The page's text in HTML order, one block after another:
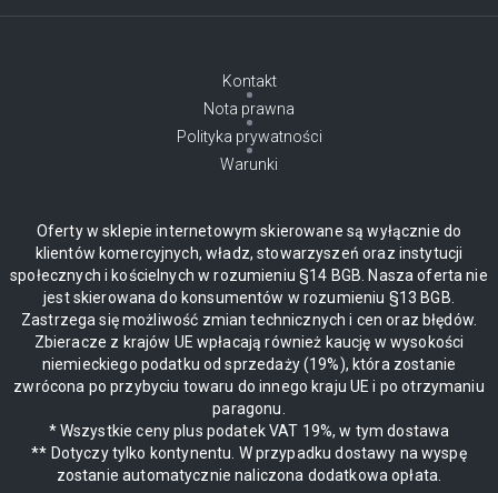
Kontakt
Nota prawna
Polityka prywatności
Warunki
Oferty w sklepie internetowym skierowane są wyłącznie do
klientów komercyjnych, władz, stowarzyszeń oraz instytucji
społecznych i kościelnych w rozumieniu §14 BGB. Nasza oferta nie
jest skierowana do konsumentów w rozumieniu §13 BGB.
Zastrzega się możliwość zmian technicznych i cen oraz błędów.
Zbieracze z krajów UE wpłacają również kaucję w wysokości
niemieckiego podatku od sprzedaży (19%), która zostanie
zwrócona po przybyciu towaru do innego kraju UE i po otrzymaniu
paragonu.
* Wszystkie ceny plus podatek VAT 19%, w tym dostawa
** Dotyczy tylko kontynentu. W przypadku dostawy na wyspę
zostanie automatycznie naliczona dodatkowa opłata.